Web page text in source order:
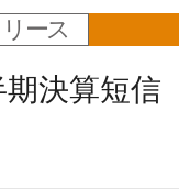
ース
決算短信